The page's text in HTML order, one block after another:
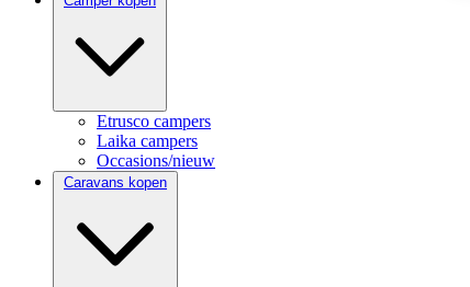
Etrusco campers
Laika campers
Occasions/nieuw
Caravans kopen